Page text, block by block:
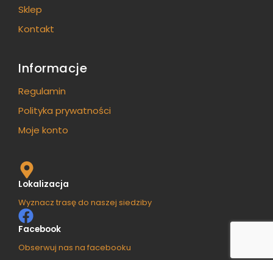
Sklep
Kontakt
Informacje
Regulamin
Polityka prywatności
Moje konto
Lokalizacja
Wyznacz trasę do naszej siedziby
Facebook
Obserwuj nas na facebooku